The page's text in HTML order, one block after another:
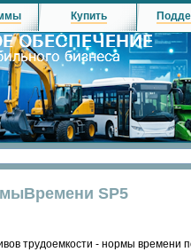
Купить
SP5
трудоемкости - нормы времени